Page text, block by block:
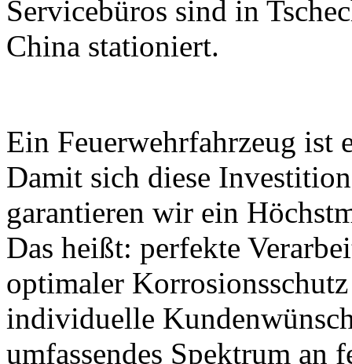
Servicebüros sind in
China stationiert.
Ein Feuerwehrfahrzeug
Damit sich diese
garantieren wir ein
Das heißt: perfekte
optimaler
individuelle
umfassendes Spektrum an